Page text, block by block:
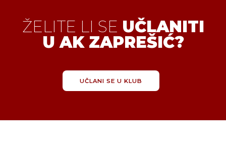
ŽELITE LI SE UČLANITI
U AK ZAPREŠIĆ?
UČLANI SE U KLUB